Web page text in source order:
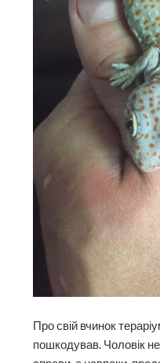
Про свій вчинок
пошкодував. Чоловік